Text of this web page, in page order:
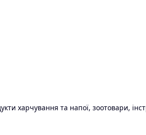
харчування та напої, зоотовари,